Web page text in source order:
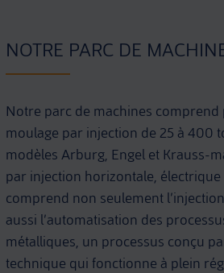
NOTRE PARC DE
Notre parc de machines comprend
moulage par injection de 25 à 400
modèles Arburg, Engel et Krauss-
par injection horizontale,
comprend non seulement
aussi l’automatisation des
métalliques, un processus conçu
technique qui fonctionne à plein